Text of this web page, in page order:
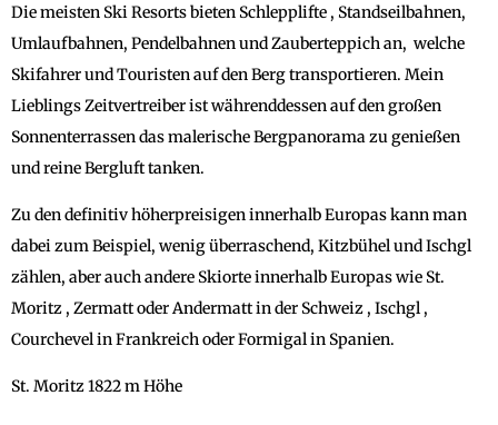
Die meisten Ski Resorts bieten Schlepplifte , Standseilbahnen,
Umlaufbahnen, Pendelbahnen und Zauberteppich an, welche
Skifahrer und Touristen auf den Berg transportieren. Mein
Lieblings Zeitvertreiber ist währenddessen auf den großen
Sonnenterrassen das malerische Bergpanorama zu genießen
und reine Bergluft tanken.
Zu den definitiv höherpreisigen innerhalb Europas kann man
dabei zum Beispiel, wenig überraschend, Kitzbühel und Ischgl
zählen, aber auch andere Skiorte innerhalb Europas wie St.
Moritz , Zermatt oder Andermatt in der Schweiz , Ischgl ,
Courchevel in Frankreich oder Formigal in Spanien.
St. Moritz 1822 m Höhe